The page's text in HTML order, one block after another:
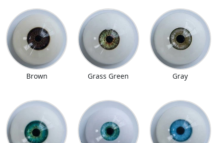
Brown Grass Green Gray